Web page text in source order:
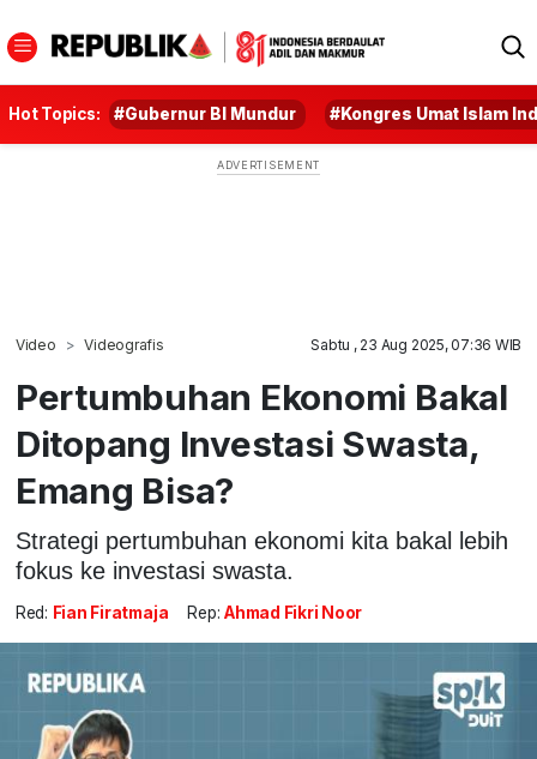
Hot Topics: #Gubernur BI Mundur #Kongres Umat Islam
Video Videografis Sabtu , 23 Aug 2025, 07:36 WIB
Pertumbuhan Ekonomi Bakal
Ditopang Investasi Swasta,
Emang Bisa?
Strategi pertumbuhan ekonomi kita bakal lebih
fokus ke investasi swasta.
Red: Fian Firatmaja Rep: Ahmad Fikri Noor